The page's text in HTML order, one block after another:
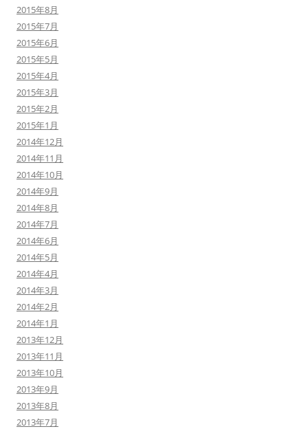
2015年8月
2015年7月
2015年6月
2015年5月
2015年4月
2015年3月
2015年2月
2015年1月
2014年12月
2014年11月
2014年10月
2014年9月
2014年8月
2014年7月
2014年6月
2014年5月
2014年4月
2014年3月
2014年2月
2014年1月
2013年12月
2013年11月
2013年10月
2013年9月
2013年8月
2013年7月